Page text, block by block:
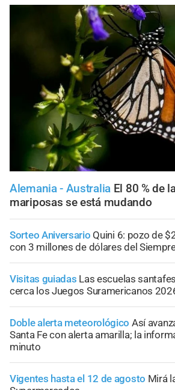
Alemania - Australia El 80 % de
mariposas se está mudando
Sorteo Aniversario Quini 6: pozo de
con 3 millones de dólares del
Visitas guiadas Las escuelas
cerca los Juegos Suramericanos
Doble alerta meteorológico Así
Santa Fe con alerta amarilla; la
minuto
Vigentes hasta el 12 de agosto Mirá